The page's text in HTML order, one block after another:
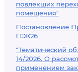
повлекших
помещения"
Постановление
ПЭК26
"Тематический
14/2026. О
применением